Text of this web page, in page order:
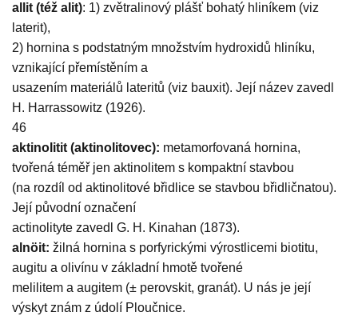
allit (též alit): 1) zvětralinový plášť bohatý hliníkem (viz
laterit),
2) hornina s podstatným množstvím hydroxidů hliníku,
vznikající přemístěním a
usazením materiálů lateritů (viz bauxit). Její název zavedl
H. Harrassowitz (1926).
46
aktinolitit (aktinolitovec): metamorfovaná hornina,
tvořená téměř jen aktinolitem s kompaktní stavbou
(na rozdíl od aktinolitové břidlice se stavbou břidličnatou).
Její původní označení
actinolityte zavedl G. H. Kinahan (1873).
alnöit: žilná hornina s porfyrickými výrostlicemi biotitu,
augitu a olivínu v základní hmotě tvořené
melilitem a augitem (± perovskit, granát). U nás je její
výskyt znám z údolí Ploučnice.